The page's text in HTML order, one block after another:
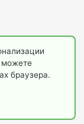
можете
браузера.